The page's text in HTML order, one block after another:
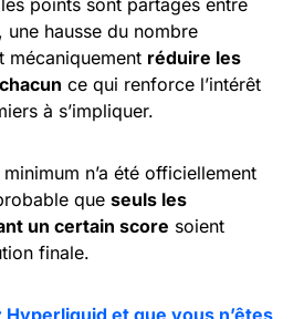
points sont partagés entre
hausse du nombre
mécaniquement réduire les
ce qui renforce l’intérêt
à s’impliquer.
n’a été officiellement
que seuls les
un certain score soient
finale.
et que vous n’êtes